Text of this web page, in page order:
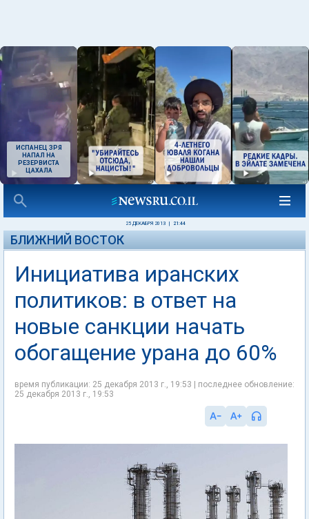
ИСПАНЕЦ ЗРЯ
НАПАЛ НА
РЕЗЕРВИСТА
ЦАХАЛА
25 ДЕКАБРЯ 2013 21:44
БЛИЖНИЙ ВОСТОК
Инициатива иранских
политиков: в ответ на
новые санкции начать
обогащение урана до 60%
время публикации: 25 декабря 2013 г., 19:53 | последнее обновление:
25 декабря 2013 г., 19:53